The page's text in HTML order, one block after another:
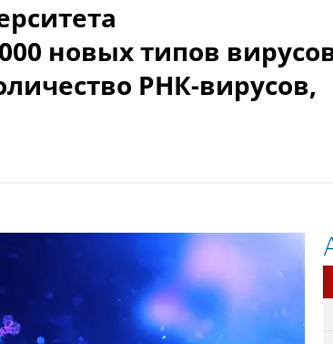
новых типов
РНК-вирусов,